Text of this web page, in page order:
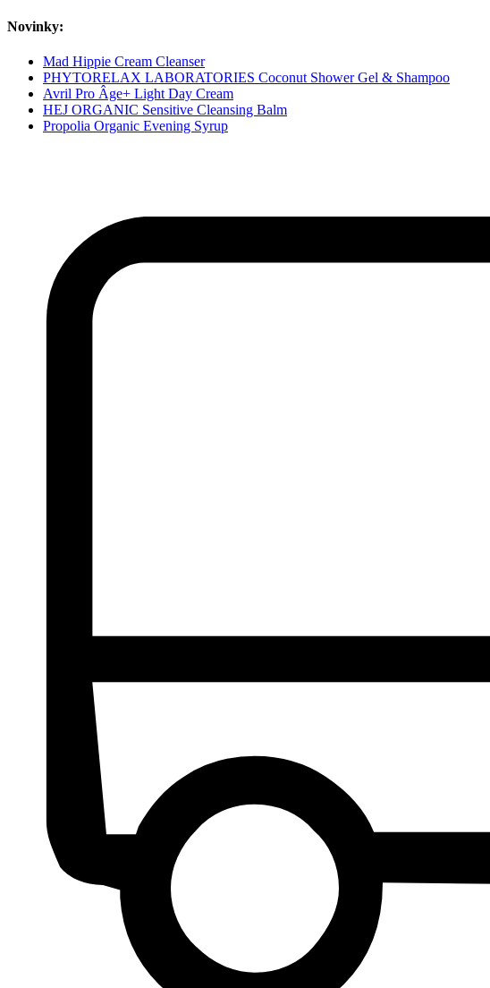
Novinky:
Mad Hippie Cream Cleanser
PHYTORELAX LABORATORIES Coconut Shower Gel & Shampoo
Avril Pro Âge+ Light Day Cream
HEJ ORGANIC Sensitive Cleansing Balm
Propolia Organic Evening Syrup